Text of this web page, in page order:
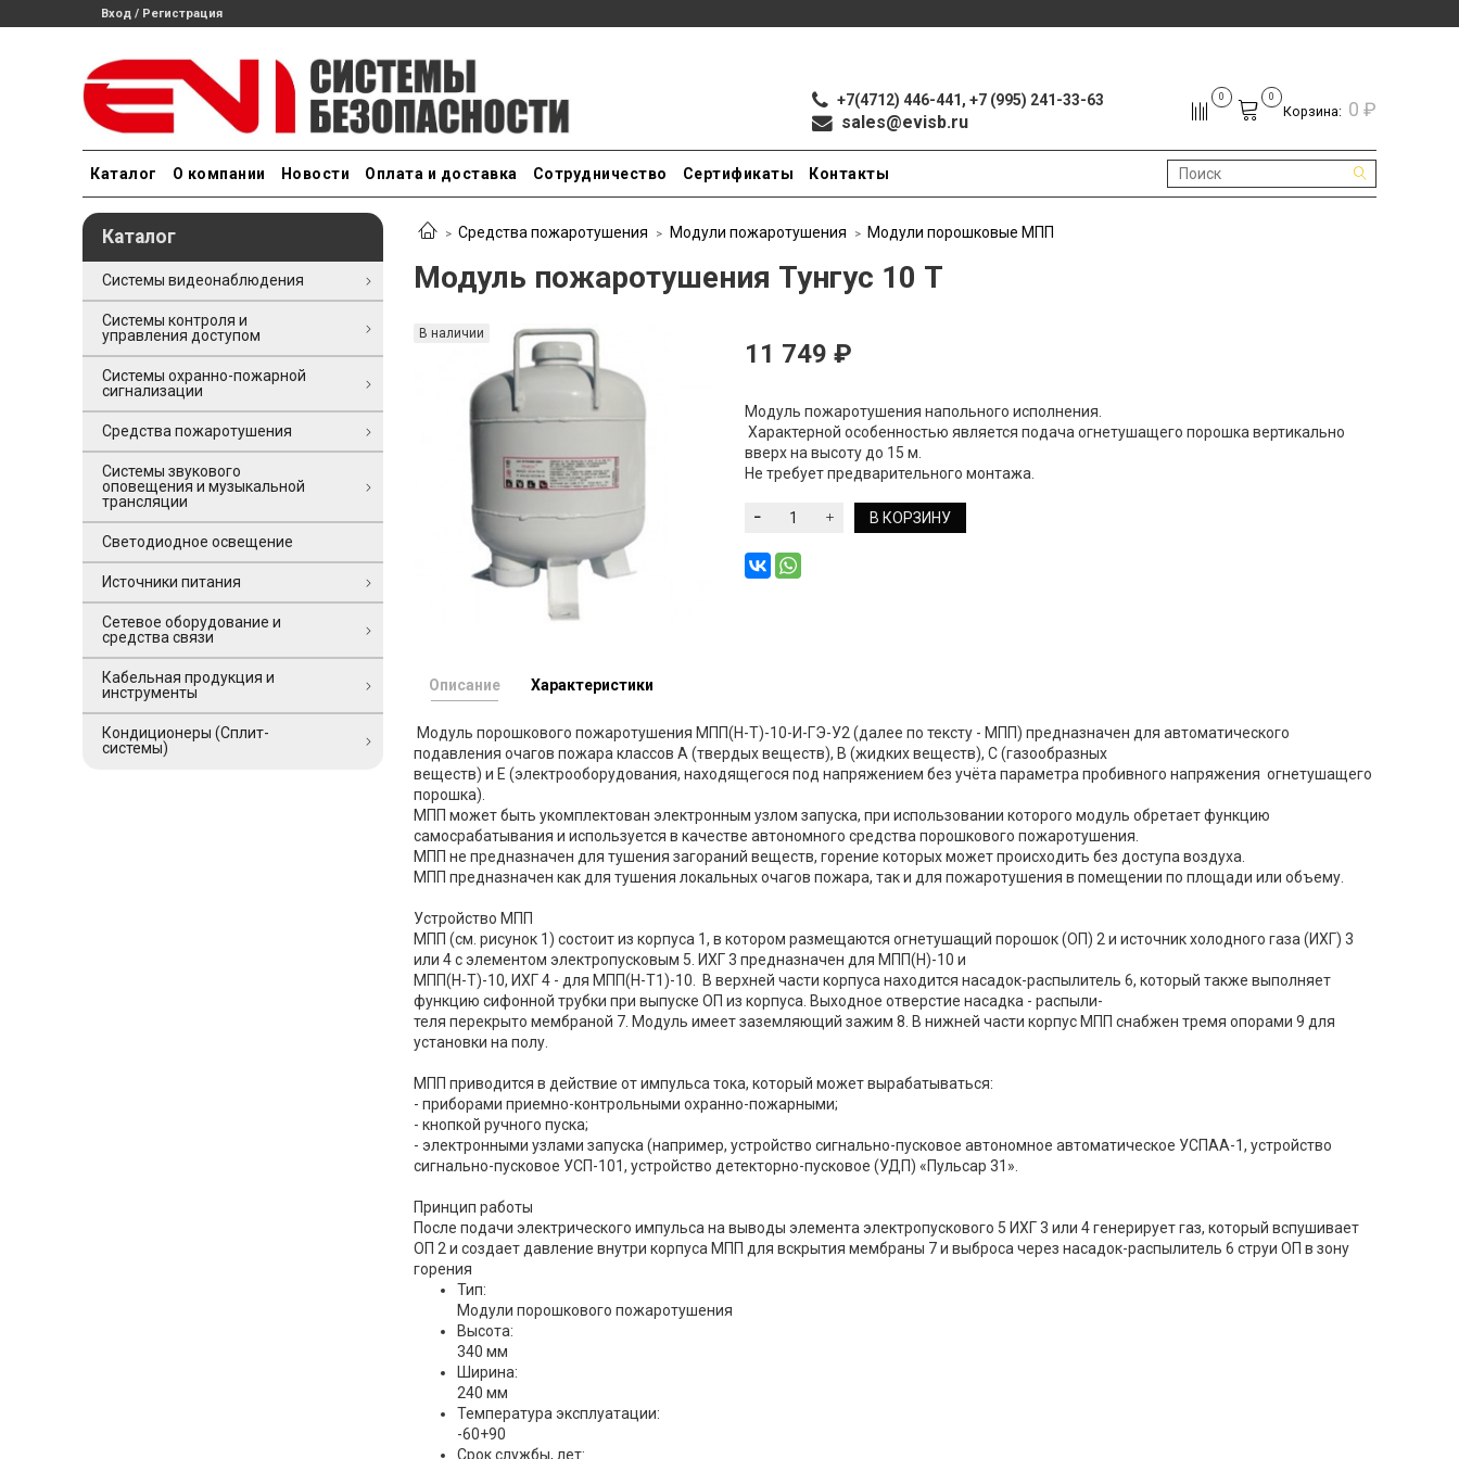
Вход / Регистрация
+7(4712) 446-441, +7 (995) 241-33-63
sales@evisb.ru
0 0
Корзина: 0 ₽
Каталог О компании Новости Оплата и доставка Сотрудничество Сертификаты Контакты
Средства пожаротушения Модули пожаротушения Модули порошковые МПП
Модуль пожаротушения Тунгус 10 Т
В наличии
11 749 ₽
Модуль пожаротушения напольного исполнения.
Характерной особенностью является подача огнетушащего порошка вертикально
вверх на высоту до 15 м.
Не требует предварительного монтажа.
В КОРЗИНУ
Описание
Модуль порошкового пожаротушения МПП(Н-Т)-10-И-ГЭ-У2 (далее по тексту - МПП) предназначен для автоматического
подавления очагов пожара классов А (твердых веществ), В (жидких веществ), С (газообразных
веществ) и Е (электрооборудования, находящегося под напряжением без учёта параметра пробивного напряжения огнетушащего
порошка).
МПП может быть укомплектован электронным узлом запуска, при использовании которого модуль обретает функцию
самосрабатывания и используется в качестве автономного средства порошкового пожаротушения.
МПП не предназначен для тушения загораний веществ, горение которых может происходить без доступа воздуха.
МПП предназначен как для тушения локальных очагов пожара, так и для пожаротушения в помещении по площади или объему.
Устройство МПП
МПП (см. рисунок 1) состоит из корпуса 1, в котором размещаются огнетушащий порошок (ОП) 2 и источник холодного газа (ИХГ) 3
или 4 с элементом электропусковым 5. ИХГ 3 предназначен для МПП(Н)-10 и
МПП(Н-Т)-10, ИХГ 4 - для МПП(Н-Т1)-10. В верхней части корпуса находится насадок-распылитель 6, который также выполняет
функцию сифонной трубки при выпуске ОП из корпуса. Выходное отверстие насадка - распыли-
теля перекрыто мембраной 7. Модуль имеет заземляющий зажим 8. В нижней части корпус МПП снабжен тремя опорами 9 для
установки на полу.
МПП приводится в действие от импульса тока, который может вырабатываться:
- приборами приемно-контрольными охранно-пожарными;
- кнопкой ручного пуска;
- электронными узлами запуска (например, устройство сигнально-пусковое автономное автоматическое УСПАА-1, устройство
сигнально-пусковое УСП-101, устройство детекторно-пусковое (УДП) «Пульсар 31».
Принцип работы
После подачи электрического импульса на выводы элемента электропускового 5 ИХГ 3 или 4 генерирует газ, который вспушивает
ОП 2 и создает давление внутри корпуса МПП для вскрытия мембраны 7 и выброса через насадок-распылитель 6 струи ОП в зону
горения
Тип:
Модули порошкового пожаротушения
Высота:
340 мм
Ширина:
240 мм
Температура эксплуатации:
-60+90
Срок службы, лет:
Характеристики
Каталог
Системы видеонаблюдения
Системы контроля и
управления доступом
Системы охранно-пожарной
сигнализации
Средства пожаротушения
Системы звукового
оповещения и музыкальной
трансляции
Светодиодное освещение
Источники питания
Сетевое оборудование и
средства связи
Кабельная продукция и
инструменты
Кондиционеры (Сплит-
системы)